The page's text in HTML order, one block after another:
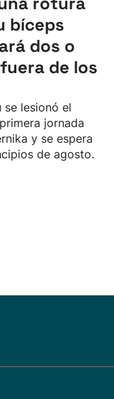
bíceps
dos o
de los
lesionó el
jornada
y se espera
de agosto.